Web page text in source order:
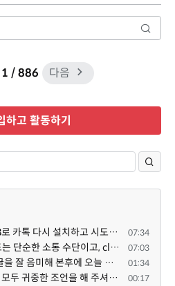
1 / 886 다음
하고 활동하기
12시간 지나서 갤럭시플립8로 카톡 다시 설치하고 시도했는데 같은 전화번호로 가입된 카카오톡이 있다고 나... 07:34
으아.. 복잡하군요.. 디스코드는 단순한 소통 수단이고, claude와 codex를 엮어서 author / reviewer를 나누... 07:03
기진님과 YJSoft님들의 댓글을 잘 음미해 본후에 오늘 이시간부터 저를 도와 주는 챗지피티와 저는 /XE 에 ... 01:34
기진곰님과 YJSoft님, 두 분 모두 귀중한 조언을 해 주셔서 진심으로 감사드립니다. 두 분의 답변을 여러 번... 00:17